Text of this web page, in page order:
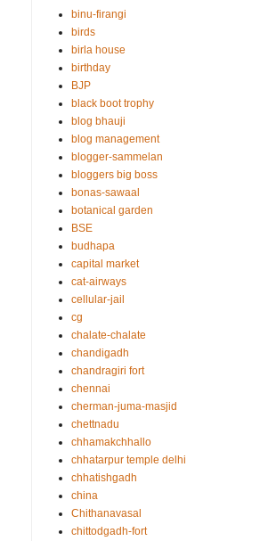
binu-firangi
birds
birla house
birthday
BJP
black boot trophy
blog bhauji
blog management
blogger-sammelan
bloggers big boss
bonas-sawaal
botanical garden
BSE
budhapa
capital market
cat-airways
cellular-jail
cg
chalate-chalate
chandigadh
chandragiri fort
chennai
cherman-juma-masjid
chettnadu
chhamakchhallo
chhatarpur temple delhi
chhatishgadh
china
Chithanavasal
chittodgadh-fort